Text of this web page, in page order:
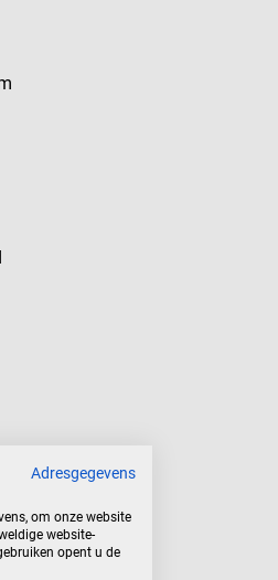
Adresgegevens
om onze website
website-
opent u de